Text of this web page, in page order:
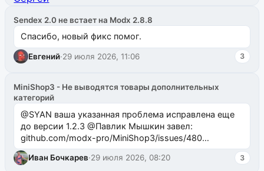
Sendex 2.0 не встает на Modx 2.8.8
Спасибо, новый фикс помог.
Евгений·29 июля 2026, 11:06 3
MiniShop3 - Не выводятся товары дополнительных
категорий
@SYAN ваша указанная проблема исправлена еще
до версии 1.2.3 @Павлик Мышкин завел:
github.com/modx-pro/MiniShop3/issues/480
github.com/modx-pro/MiniShop3/issues/481Исправим
в б...
Иван Бочкарев·29 июля 2026, 08:20 3